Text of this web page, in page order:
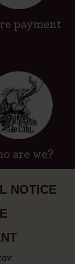
payment
are we?
NOTICE